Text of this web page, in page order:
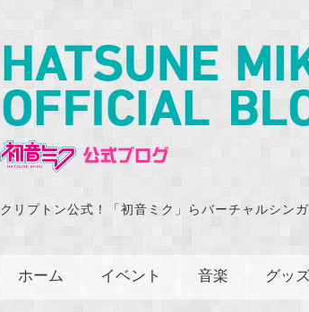
クリプトン公式！「初音ミク」らバーチャルシン
ホーム イベント 音楽 グッズ